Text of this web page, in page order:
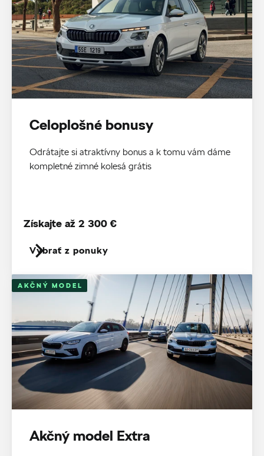
Celoplošné bonusy
Odrátajte si atraktívny bonus a k tomu vám dáme
kompletné zimné kolesá grátis
Vybrať z ponuky
Získajte až 2 300 €
AKČNÝ MODEL
Akčný model Extra